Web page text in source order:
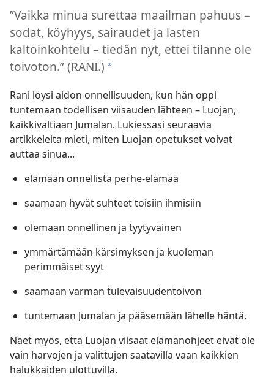
”Vaikka minua surettaa maailman pahuus –
sodat, köyhyys, sairaudet ja lasten
kaltoinkohtelu – tiedän nyt, ettei tilanne ole
toivoton.” (RANI.) *
Rani löysi aidon onnellisuuden, kun hän oppi
tuntemaan todellisen viisauden lähteen – Luojan,
kaikkivaltiaan Jumalan. Lukiessasi seuraavia
artikkeleita mieti, miten Luojan opetukset voivat
auttaa sinua...
elämään onnellista perhe-elämää
saamaan hyvät suhteet toisiin ihmisiin
olemaan onnellinen ja tyytyväinen
ymmärtämään kärsimyksen ja kuoleman
perimmäiset syyt
saamaan varman tulevaisuudentoivon
tuntemaan Jumalan ja pääsemään lähelle häntä.
Näet myös, että Luojan viisaat elämänohjeet eivät ole
vain harvojen ja valittujen saatavilla vaan kaikkien
halukkaiden ulottuvilla.